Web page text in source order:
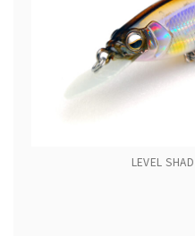
LEVEL